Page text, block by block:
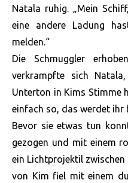
Natala ruhig. „Mein
eine andere Ladung
melden.“
Die Schmuggler
verkrampfte sich
Unterton in Kims Stimme
einfach so, das werdet ihr
Bevor sie etwas tun
gezogen und mit einem
ein Lichtprojektil zwischen
von Kim fiel mit einem